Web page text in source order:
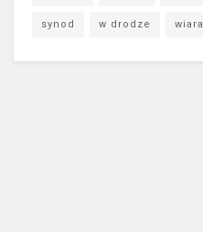
synod w drodze wiara